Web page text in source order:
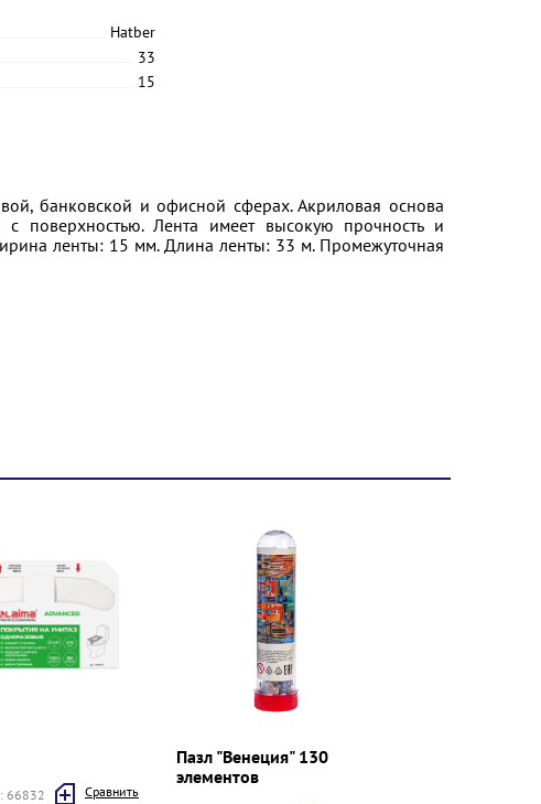
Hatber
33
15
банковской и офисной сферах. Акриловая основа
с поверхностью. Лента имеет высокую прочность и
ленты: 15 мм. Длина ленты: 33 м. Промежуточная
66832 Cравнить
Пазл "Венеция" 130
элементов